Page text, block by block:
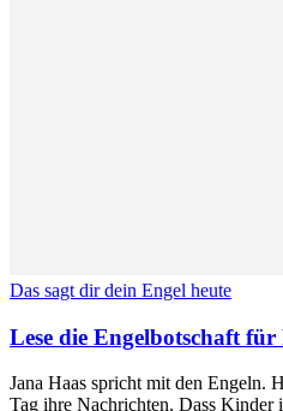
Das sagt dir dein Engel heute
Lese die Engelbotschaft
Jana Haas spricht mit den Engeln.
Tag ihre Nachrichten. Dass Kinder